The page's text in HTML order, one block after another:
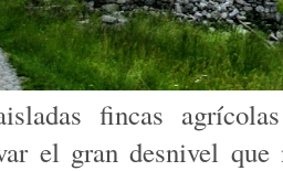
fincas
el gran desnivel